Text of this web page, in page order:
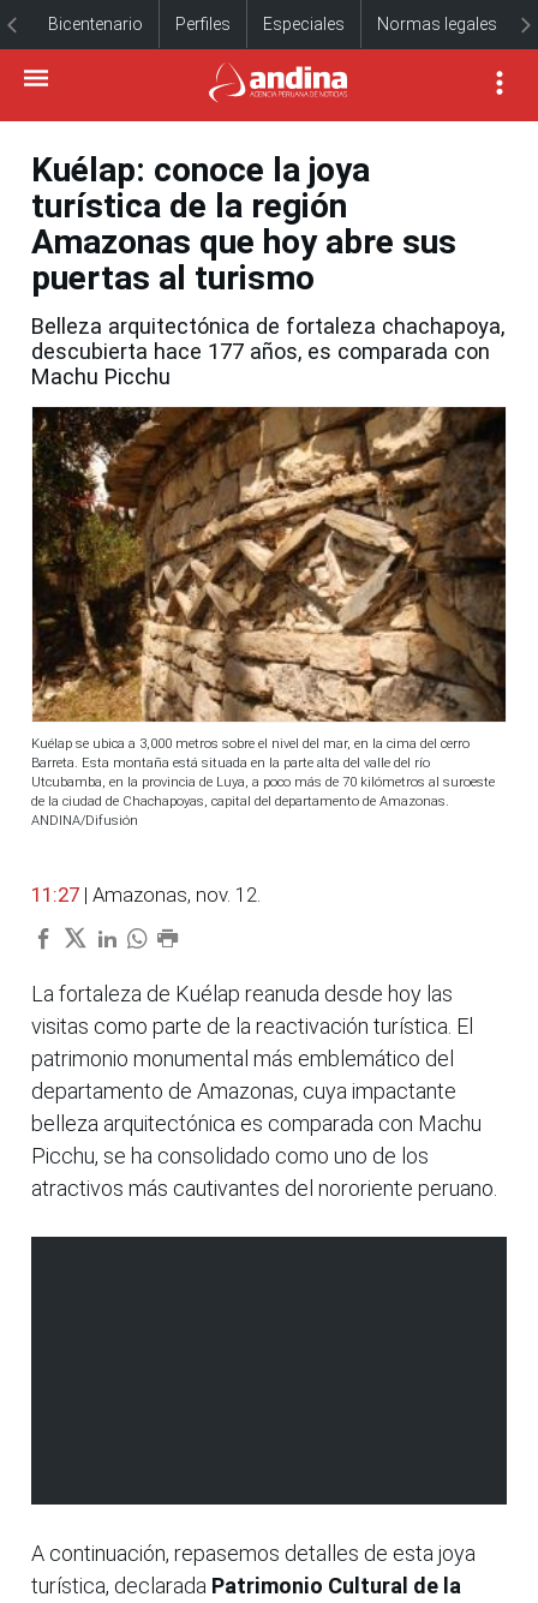
Bicentenario Perfiles Especiales Normas legales
Kuélap: conoce la joya
turística de la región
Amazonas que hoy abre sus
puertas al turismo
Belleza arquitectónica de fortaleza chachapoya,
descubierta hace 177 años, es comparada con
Machu Picchu
Kuélap se ubica a 3,000 metros sobre el nivel del mar, en la cima del cerro
Barreta. Esta montaña está situada en la parte alta del valle del río
Utcubamba, en la provincia de Luya, a poco más de 70 kilómetros al suroeste
de la ciudad de Chachapoyas, capital del departamento de Amazonas.
ANDINA/Difusión
11:27 | Amazonas, nov. 12.
La fortaleza de Kuélap reanuda desde hoy las
visitas como parte de la reactivación turística. El
patrimonio monumental más emblemático del
departamento de Amazonas, cuya impactante
belleza arquitectónica es comparada con Machu
Picchu, se ha consolidado como uno de los
atractivos más cautivantes del nororiente peruano.
A continuación, repasemos detalles de esta joya
turística, declarada Patrimonio Cultural de la